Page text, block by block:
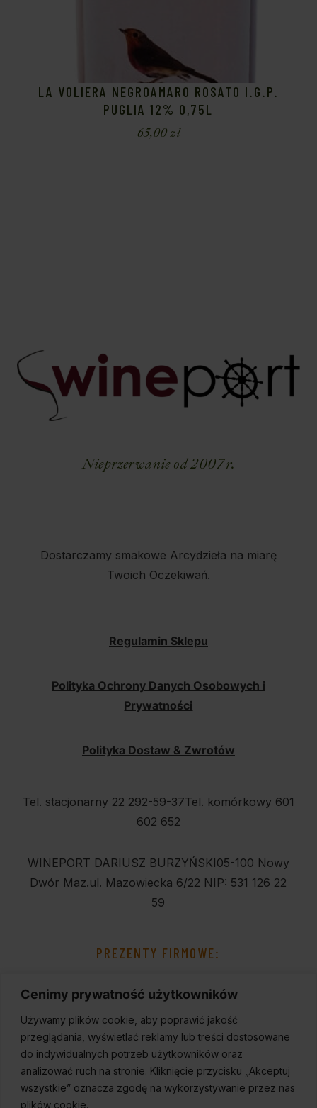
Cenimy prywatność użytkowników
Używamy plików cookie, aby poprawić jakość
przeglądania, wyświetlać reklamy lub treści dostosowane
do indywidualnych potrzeb użytkowników oraz
analizować ruch na stronie. Kliknięcie przycisku „Akceptuj
wszystkie” oznacza zgodę na wykorzystywanie przez nas
plików cookie.
LA VOLIERA NEGROAMARO ROSATO I.G.P.
PUGLIA 12% 0,75L
65,00zł
Nieprzerwanie od 2007 r.
Dostarczamy smakowe Arcydzieła na miarę
Twoich Oczekiwań.
Regulamin Sklepu
Polityka Ochrony Danych Osobowych i
Prywatności
Polityka Dostaw & Zwrotów
Tel. stacjonarny 22 292-59-37Tel. komórkowy 601
602 652
WINEPORT DARIUSZ BURZYŃSKI05-100 Nowy
Dwór Maz.ul. Mazowiecka 6/22 NIP: 531 126 22
59
PREZENTY FIRMOWE: